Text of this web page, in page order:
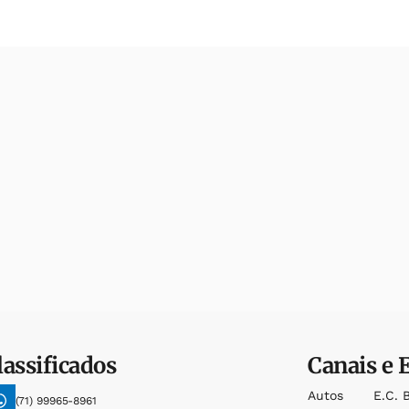
(71) 99965-8961
Canais e
Autos E.c.